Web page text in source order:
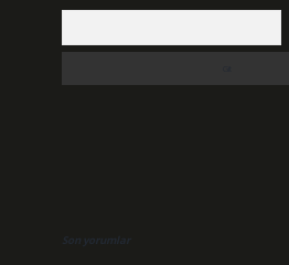
Son yorumlar